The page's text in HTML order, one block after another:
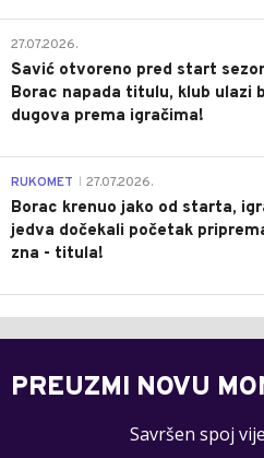
27.07.2026.
Savić otvoreno pred start
Borac napada titulu, klub ulazi
dugova prema igračima!
RUKOMET 27.07.2026.
Borac krenuo jako od starta,
jedva dočekali početak
zna - titula!
PREUZMI NOVU
Savršen spoj